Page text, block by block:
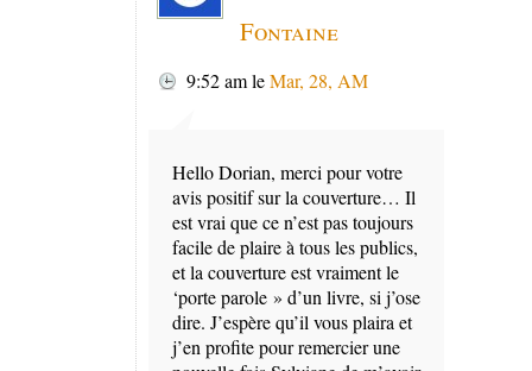
Fontaine
9:52 amleMar, 28, AM
Hello Dorian, merci pour votre
avis positif sur la couverture… Il
est vrai que ce n’est pas toujours
facile de plaire à tous les publics,
et la couverture est vraiment le
‘porte parole » d’un livre, si j’ose
dire. J’espère qu’il vous plaira et
j’en profite pour remercier une